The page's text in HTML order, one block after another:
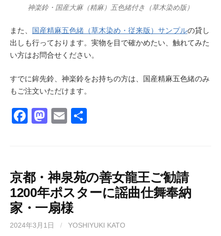
神楽鈴・国産大麻（精麻）五色緒付き（草木染め版）
また、 国産精麻五色緒（草木染め・従来版）サンプルの貸し
出しも行っております。実物を目で確かめたい、触れてみた
い方はお問合せください。
すでに鉾先鈴、神楽鈴をお持ちの方は、国産精麻五色緒のみ
もご注文いただけます。
F
b
o
o
k
M
d
o
n
E
京都・神泉苑の善女龍王ご勧請
1200年ポスターに謡曲仕舞奉納
家・一扇様
2024年3月1日 / YOSHIYUKI KATO